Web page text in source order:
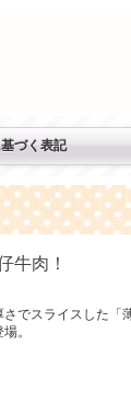
づく表記
牛肉！
でスライスした「
。